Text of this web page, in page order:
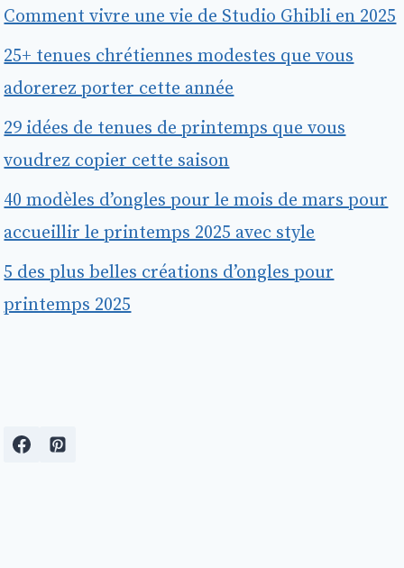
Comment vivre une vie de Studio Ghibli en 2025
25+ tenues chrétiennes modestes que vous
adorerez porter cette année
29 idées de tenues de printemps que vous
voudrez copier cette saison
40 modèles d’ongles pour le mois de mars pour
accueillir le printemps 2025 avec style
5 des plus belles créations d’ongles pour
printemps 2025